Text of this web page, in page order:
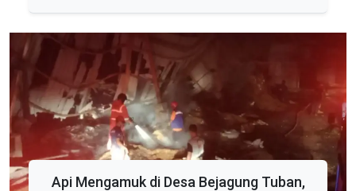
Api Mengamuk di Desa Bejagung Tuban,